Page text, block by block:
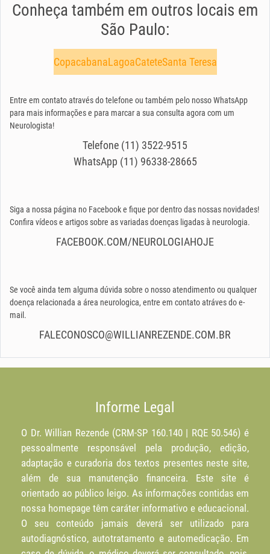
Conheça também em outros locais em
São Paulo:
CopacabanaLagoaCateteSanta Teresa
Entre em contato através do telefone ou também pelo nosso WhatsApp
para mais informações e para marcar a sua consulta agora com um
Neurologista!
Telefone (11) 3522-9515
WhatsApp (11) 96338-28665
Siga a nossa página no Facebook e fique por dentro das nossas novidades!
Confira vídeos e artigos sobre as variadas doenças ligadas à neurologia.
FACEBOOK.COM/NEUROLOGIAHOJE
Se você ainda tem alguma dúvida sobre o nosso atendimento ou qualquer
doença relacionada a área neurologica, entre em contato atráves do e-
mail.
FALECONOSCO@WILLIANREZENDE.COM.BR
Informe Legal
O Dr. Willian Rezende (CRM-SP 160.140 | RQE 50.546) é
pessoalmente responsável pela produção, edição,
adaptação e curadoria dos textos presentes neste site,
além de sua manutenção financeira. Este site é
orientado ao público leigo. As informações contidas em
nossa homepage têm caráter informativo e educacional.
O seu conteúdo jamais deverá ser utilizado para
autodiagnóstico, autotratamento e automedicação. Em